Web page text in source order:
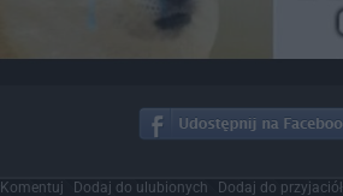
Komentuj Dodaj do ulubionych Dodaj do przyjaciół